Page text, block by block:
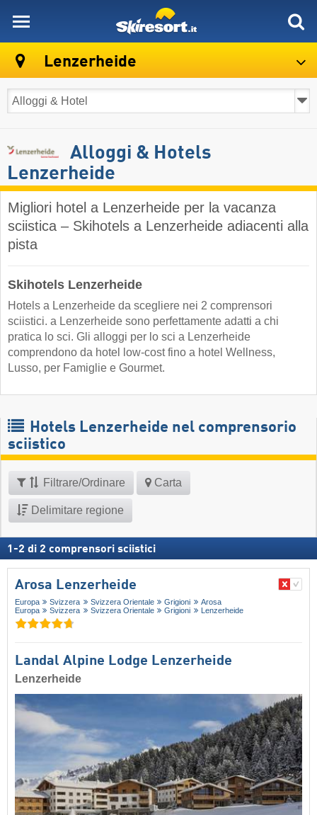
Lenzerheide
Alloggi & Hotels
Lenzerheide
Migliori hotel a Lenzerheide per la vacanza
sciistica – Skihotels a Lenzerheide adiacenti alla
pista
Skihotels Lenzerheide
Hotels a Lenzerheide da scegliere nei 2 comprensori
sciistici. a Lenzerheide sono perfettamente adatti a chi
pratica lo sci. Gli alloggi per lo sci a Lenzerheide
comprendono da hotel low-cost fino a hotel Wellness,
Lusso, per Famiglie e Gourmet.
Hotels Lenzerheide nel comprensorio
sciistico
Filtrare/Ordinare Carta
Delimitare regione
1 -2 di 2 comprensori sciistici
Arosa Lenzerheide
Europa Svizzera Svizzera Orientale Grigioni
Arosa
Europa
Svizzera Svizzera Orientale Grigioni Lenzerheide
Landal Alpine Lodge Lenzerheide
Lenzerheide